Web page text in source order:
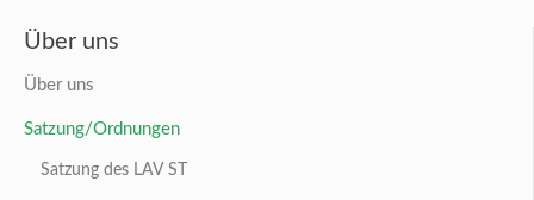
Über uns
Über uns
Satzung/Ordnungen
Satzung des LAV ST